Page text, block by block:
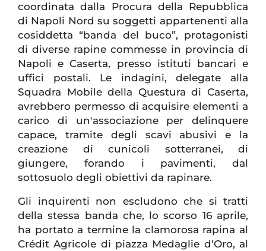
coordinata dalla Procura della Repubblica
di Napoli Nord su soggetti appartenenti alla
cosiddetta “banda del buco”, protagonisti
di diverse rapine commesse in provincia di
Napoli e Caserta, presso istituti bancari e
uffici postali. Le indagini, delegate alla
Squadra Mobile della Questura di Caserta,
avrebbero permesso di acquisire elementi a
carico di un'associazione per delinquere
capace, tramite degli scavi abusivi e la
creazione di cunicoli sotterranei, di
giungere, forando i pavimenti, dal
sottosuolo degli obiettivi da rapinare.
Gli inquirenti non escludono che si tratti
della stessa banda che, lo scorso 16 aprile,
ha portato a termine la clamorosa rapina al
Crédit Agricole di piazza Medaglie d'Oro, al